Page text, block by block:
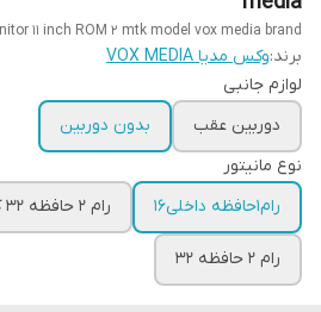
11 inch ROM 2 mtk model vox media brand
برند:وکس مدیا VOX MEDIA
لوازم جانبی
دوربین عقب
بدون دوربین
نوع مانیتور
رام1حافظه داخلی16
رام 2 حافظه 32 کارپلیدار و اتواندروید
رام 2 حافظه 32